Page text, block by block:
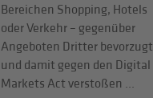
Bereichen Shopping, Hotels
oder Verkehr – gegenüber
Angeboten Dritter bevorzugt
und damit gegen den Digital
Markets Act verstoßen ...